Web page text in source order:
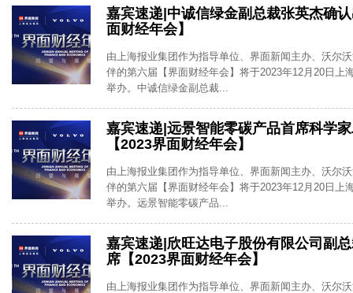
嘉宾速递|中诚信绿金副总裁张英杰确
面财经年会】
由上海报业集团作为指导单位、界面新闻主办、沃尔
伴的第六届【界面财经年会】将于2023年12月20日上
举办。中诚信绿金副总裁...
嘉宾速递|远景智能零碳产品首席科学
【2023界面财经年会】
由上海报业集团作为指导单位、界面新闻主办、沃尔
伴的第六届【界面财经年会】将于2023年12月20日上
举办。远景智能零碳产品...
嘉宾速递|欣旺达电子股份有限公司副
席【2023界面财经年会】
由上海报业集团作为指导单位、界面新闻主办、沃尔